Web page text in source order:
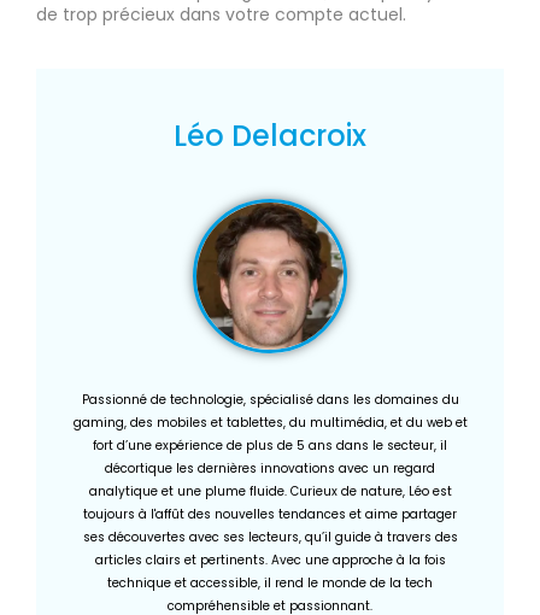
de trop précieux dans votre compte actuel.
Léo Delacroix
Passionné de technologie, spécialisé dans les domaines du
gaming, des mobiles et tablettes, du multimédia, et du web et
fort d’une expérience de plus de 5 ans dans le secteur, il
décortique les dernières innovations avec un regard
analytique et une plume fluide. Curieux de nature, Léo est
toujours à l'affût des nouvelles tendances et aime partager
ses découvertes avec ses lecteurs, qu’il guide à travers des
articles clairs et pertinents. Avec une approche à la fois
technique et accessible, il rend le monde de la tech
compréhensible et passionnant.